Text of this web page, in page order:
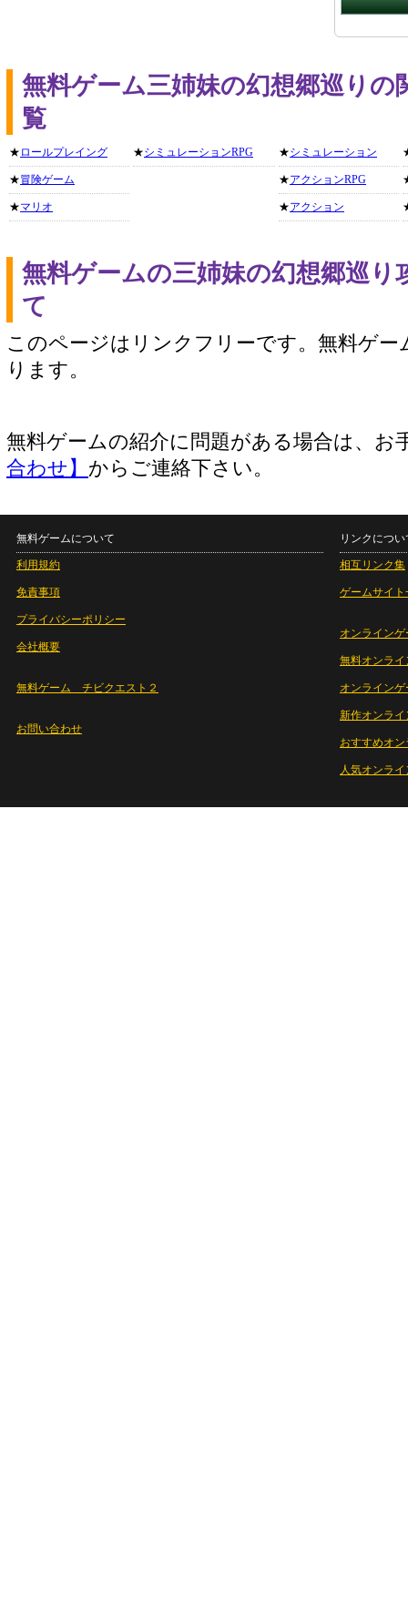
無料ゲーム三姉妹の幻想郷巡りの
覧
★ ロールプレイング
★冒険ゲーム
★マリオ
★シミュレーションRPG ★シミュレーション
★アクションRPG
★アクション
無料ゲームの三姉妹の幻想郷巡り
て
このページはリンクフリーです。無料ゲー
ります。
無料ゲームの紹介に問題がある場合は、お
合わせ】 からご連絡下さい。
無料ゲームについて
利用規約
免責事項
プライバシーポリシー
会社概要
無料ゲーム チビクエスト２
お問い合わせ
リンクについ
相互リンク集
ゲームサイト
オンラインゲ
無料オンライ
オンライン
新作オンライ
おすすめオ
人気オンラ